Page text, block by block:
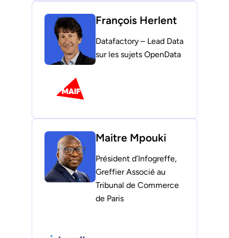
François Herlent
Datafactory – Lead Data
sur les sujets OpenData
Maitre Mpouki
Président d’Infogreffe,
Greffier Associé au
Tribunal de Commerce
de Paris